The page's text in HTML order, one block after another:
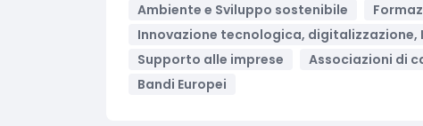
Ambiente e Sviluppo sostenibile
Innovazione tecnologica, digitalizzazione,
Supporto alle imprese
Associazioni di
Bandi Europei